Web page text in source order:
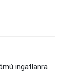
ingatlanra